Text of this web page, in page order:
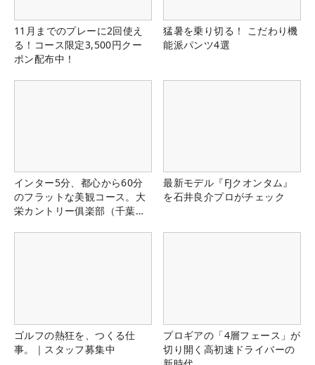
11月までのプレーに2回使え
る！コース限定3,500円クー
ポン配布中！
猛暑を乗り切る！ こだわり機
能派パンツ4選
インター5分、都心から60分
のフラットな美観コース。大
栄カントリー俱楽部（千葉
最新モデル『FJクオンタム』
を石井良介プロがチェック
ゴルフの熱狂を、つくる仕
事。｜スタッフ募集中
プロギアの「4層フェース」が
切り開く高初速ドライバーの